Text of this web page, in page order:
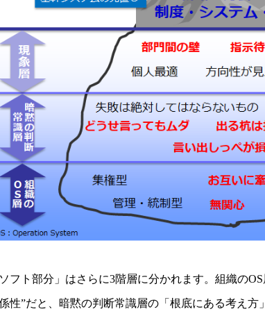
フト部分」はさらに3階層に分かれます。組織の
性”だと、暗黙の判断常識層の「根底にある考え